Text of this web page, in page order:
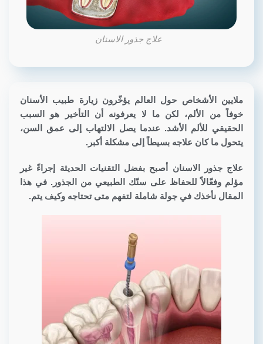
علاج جذور الاسنان
ملايين الأشخاص حول العالم يؤخّرون زيارة طبيب الأسنان
خوفاً من الألم، لكن ما لا يعرفونه أن التأخير هو السبب
الحقيقي للألم الأشد. عندما يصل الالتهاب إلى عمق السن،
يتحول ما كان علاجه بسيطاً إلى مشكلة أكبر.
علاج جذور الاسنان أصبح بفضل التقنيات الحديثة إجراءً غير
مؤلم وفعّالاً للحفاظ على سنّك الطبيعي من الجذور. في هذا
المقال نأخذك في جولة شاملة لتفهم متى تحتاجه وكيف يتم.